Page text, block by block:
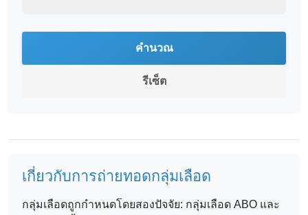
คำนวณ
รีเซ็ต
เกี่ยวกับการถ่ายทอดกลุ่มเลือด
กลุ่มเลือดถูกกำหนดโดยสองปัจจัย: กลุ่มเลือด ABO และ